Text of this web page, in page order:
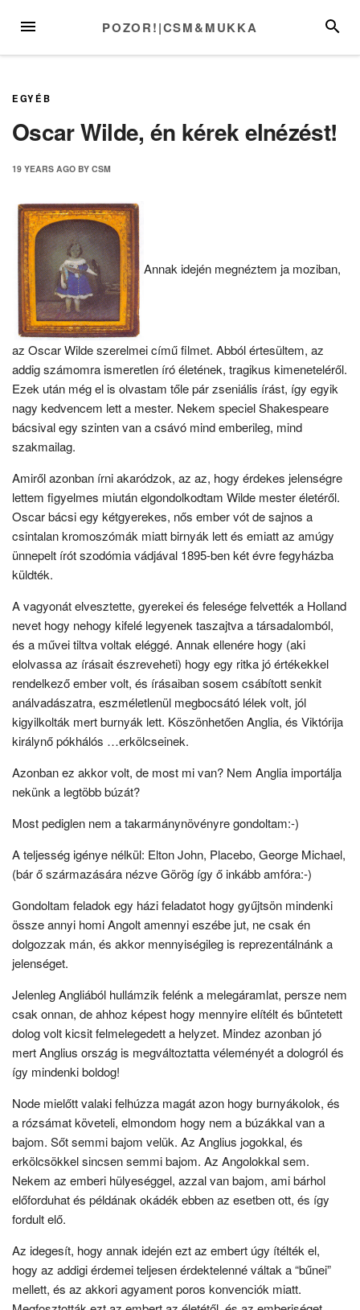
MENU POZOR!|CSM&MUKKA
EGYÉB
Oscar Wilde, én kérek elnézést!
19 YEARS AGO BY CSM
Annak idején megnéztem ja moziban,
az Oscar Wilde szerelmei című filmet. Abból értesültem, az
addig számomra ismeretlen író életének, tragikus kimeneteléről.
Ezek után még el is olvastam tőle pár zseniális írást, így egyik
nagy kedvencem lett a mester. Nekem speciel Shakespeare
bácsival egy szinten van a csávó mind emberileg, mind
szakmailag.
Amiről azonban írni akaródzok, az az, hogy érdekes jelenségre
lettem figyelmes miután elgondolkodtam Wilde mester életéről.
Oscar bácsi egy kétgyerekes, nős ember vót de sajnos a
csintalan kromoszómák miatt birnyák lett és emiatt az amúgy
ünnepelt írót szodómia vádjával 1895-ben két évre fegyházba
küldték.
A vagyonát elvesztette, gyerekei és felesége felvették a Holland
nevet hogy nehogy kifelé legyenek taszajtva a társadalomból,
és a művei tiltva voltak eléggé. Annak ellenére hogy (aki
elolvassa az írásait észreveheti) hogy egy ritka jó értékekkel
rendelkező ember volt, és írásaiban sosem csábított senkit
análvadászatra, eszméletlenül megbocsátó lélek volt, jól
kigyilkolták mert burnyák lett. Köszönhetően Anglia, és Viktórija
királynő pókhálós …erkölcseinek.
Azonban ez akkor volt, de most mi van? Nem Anglia importálja
nekünk a legtöbb búzát?
Most pediglen nem a takarmánynövényre gondoltam:-)
A teljesség igénye nélkül: Elton John, Placebo, George Michael,
(bár ő származására nézve Görög így ő inkább amfóra:-)
Gondoltam feladok egy házi feladatot hogy gyűjtsön mindenki
össze annyi homi Angolt amennyi eszébe jut, ne csak én
dolgozzak mán, és akkor mennyiségileg is reprezentálnánk a
jelenséget.
Jelenleg Angliából hullámzik felénk a melegáramlat, persze nem
csak onnan, de ahhoz képest hogy mennyire elítélt és bűntetett
dolog volt kicsit felmelegedett a helyzet. Mindez azonban jó
mert Anglius ország is megváltoztatta véleményét a dologról és
így mindenki boldog!
Node mielőtt valaki felhúzza magát azon hogy burnyákolok, és
a rózsámat követeli, elmondom hogy nem a búzákkal van a
bajom. Sőt semmi bajom velük. Az Anglius jogokkal, és
erkölcsökkel sincsen semmi bajom. Az Angolokkal sem.
Nekem az emberi hülyeséggel, azzal van bajom, ami bárhol
előforduhat és példának okádék ebben az esetben ott, és így
fordult elő.
Az idegesít, hogy annak idején ezt az embert úgy ítélték el,
hogy az addigi érdemei teljesen érdektelenné váltak a “bűnei”
mellett, és az akkori agyament poros konvenciók miatt.